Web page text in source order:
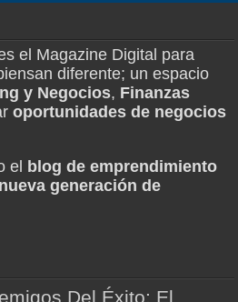
el Magazine Digital para
diferente; un espacio
y Negocios, Finanzas
oportunidades de negocios
el blog de emprendimiento
nueva generación de
Del Éxito: El